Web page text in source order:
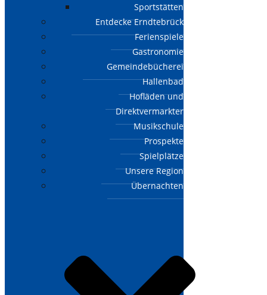
Sportstätten
Entdecke Erndtebrück
Ferienspiele
Gastronomie
Gemeindebücherei
Hallenbad
Hofläden und
Direktvermarkter
Musikschule
Prospekte
Spielplätze
Unsere Region
Übernachten